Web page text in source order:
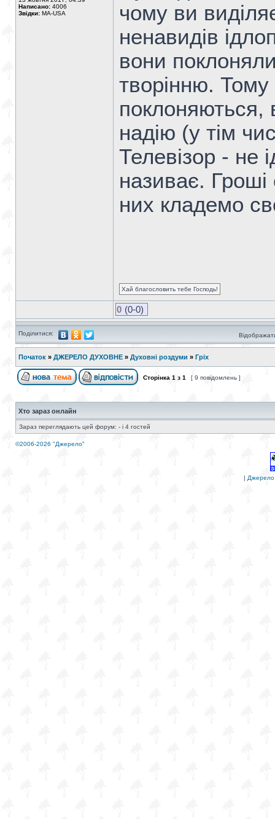
Написано: 4006
Звідки: MA-USA
чому ви
ненавидів
вони
творінню.
поклоняються,
надію (у тім
Телевізор - не
називає.
них кладемо
Хай благословить тебе Господь!
0 (0-0)
Поділитися:
Початок » ДЖЕРЕЛО ДУХОВНЕ » Духовні роздуми » Гріх
Сторінка 1 з 1 [ 9 повідомлень ]
Хто зараз онлайн
Зараз переглядають цей форум: - і 4 гостей
©2006-2026 "Джерело"
| Джерело